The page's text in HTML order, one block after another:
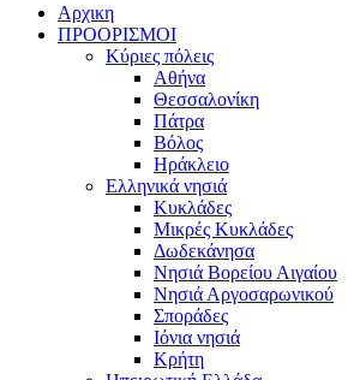
Αρχικη
ΠΡΟΟΡΙΣΜΟΙ
Κύριες πόλεις
Αθήνα
Θεσσαλονίκη
Πάτρα
Βόλος
Ηράκλειο
Ελληνικά νησιά
Κυκλάδες
Μικρές Κυκλάδες
Δωδεκάνησα
Νησιά Βορείου Αιγαίου
Νησιά Αργοσαρωνικού
Σποράδες
Ιόνια νησιά
Κρήτη